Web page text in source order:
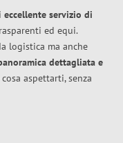
eccellente servizio di
ed equi.
logistica ma anche
dettagliata e
aspettarti, senza